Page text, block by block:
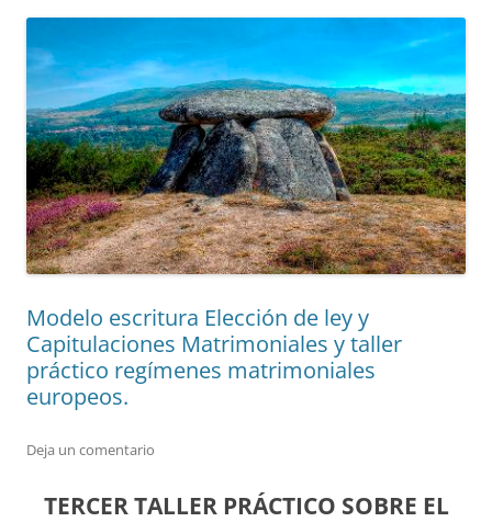
Modelo escritura Elección de ley y
Capitulaciones Matrimoniales y taller
práctico regímenes matrimoniales
europeos.
Deja un comentario
TERCER TALLER PRÁCTICO SOBRE EL